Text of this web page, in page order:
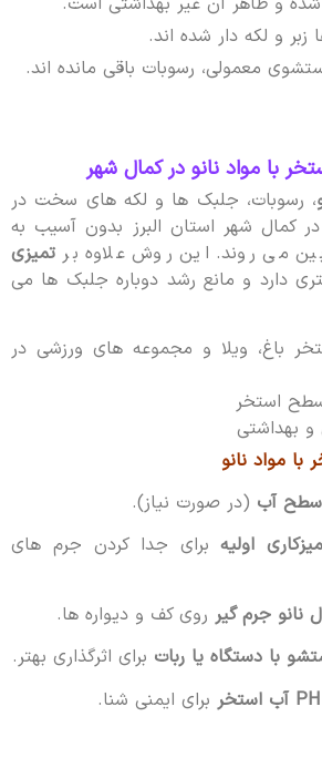
زبر و لکه دار شده اند.
معمولی، رسوبات باقی مانده اند.
با مواد نانو در کمال شهر
، رسوبات، جلبک ها و لکه های سخت در
کمال شهر استان البرز بدون آسیب به
می روند. این روش علاوه بر تمیزی
دارد و مانع رشد دوباره جلبک ها می
باغ، ویلا و مجموعه های ورزشی در
استخر
و بهداشتی
مواد نانو
سطح آب(در صورت نیاز).
اولیهبرای جدا کردن جرم های
نانو جرم گیرروی کف و دیواره ها.
با دستگاه یا رباتبرای اثرگذاری بهتر.
برای ایمنی شنا.